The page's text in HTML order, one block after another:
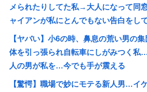
メられたりしてた私→大人になって同
ャイアンが私にとんでもない告白をし
【ヤバい】小6の時、鼻息の荒い男の
体を引っ張られ自転車にしがみつく私
人の男が私を…今でも手が震える
【驚愕】職場で妙にモテる新人男…イ